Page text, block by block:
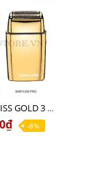
COMBO BABYLISS GOLD 3 cao cấp chính hãng
-8%